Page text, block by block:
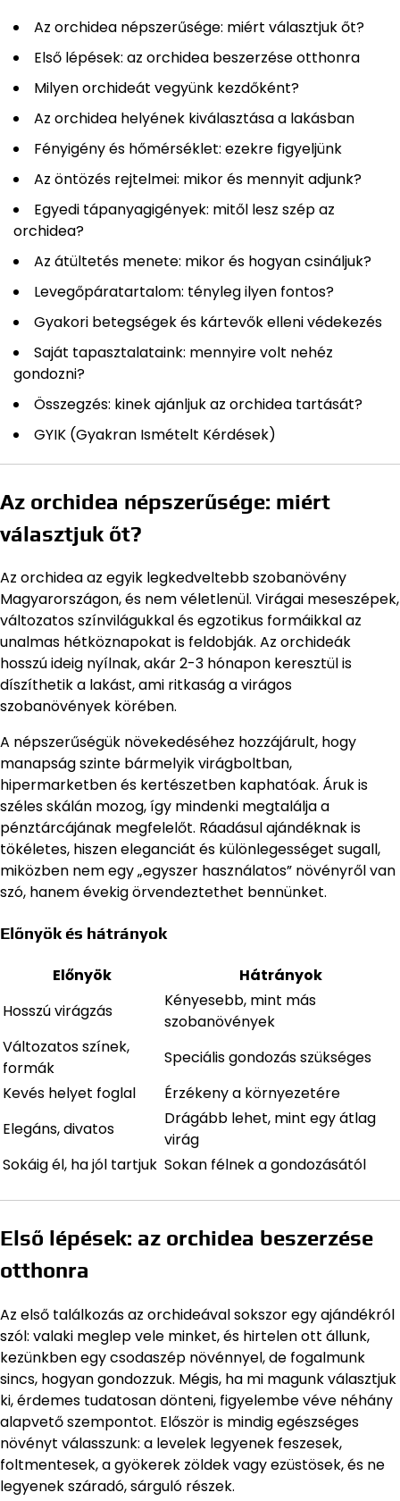
Az orchidea népszerűsége: miért választjuk őt?
Első lépések: az orchidea beszerzése otthonra
Milyen orchideát vegyünk kezdőként?
Az orchidea helyének kiválasztása a lakásban
Fényigény és hőmérséklet: ezekre figyeljünk
Az öntözés rejtelmei: mikor és mennyit adjunk?
Egyedi tápanyagigények: mitől lesz szép az
orchidea?
Az átültetés menete: mikor és hogyan csináljuk?
Levegőpáratartalom: tényleg ilyen fontos?
Gyakori betegségek és kártevők elleni védekezés
Saját tapasztalataink: mennyire volt nehéz
gondozni?
Összegzés: kinek ajánljuk az orchidea tartását?
GYIK (Gyakran Ismételt Kérdések)
Az orchidea népszerűsége: miért
választjuk őt?
Az orchidea az egyik legkedveltebb szobanövény
Magyarországon, és nem véletlenül. Virágai meseszépek,
változatos színvilágukkal és egzotikus formáikkal az
unalmas hétköznapokat is feldobják. Az orchideák
hosszú ideig nyílnak, akár 2-3 hónapon keresztül is
díszíthetik a lakást, ami ritkaság a virágos
szobanövények körében.
A népszerűségük növekedéséhez hozzájárult, hogy
manapság szinte bármelyik virágboltban,
hipermarketben és kertészetben kaphatóak. Áruk is
széles skálán mozog, így mindenki megtalálja a
pénztárcájának megfelelőt. Ráadásul ajándéknak is
tökéletes, hiszen eleganciát és különlegességet sugall,
miközben nem egy „egyszer használatos” növényről van
szó, hanem évekig örvendeztethet bennünket.
Előnyök és hátrányok
Előnyök
Hátrányok
Hosszú virágzás
Kényesebb, mint más
szobanövények
Változatos színek,
formák
Speciális gondozás szükséges
Kevés helyet foglal
Érzékeny a környezetére
Elegáns, divatos
Drágább lehet, mint egy átlag
virág
Sokáig él, ha jól tartjuk Sokan félnek a gondozásától
Első lépések: az orchidea beszerzése
otthonra
Az első találkozás az orchideával sokszor egy ajándékról
szól: valaki meglep vele minket, és hirtelen ott állunk,
kezünkben egy csodaszép növénnyel, de fogalmunk
sincs, hogyan gondozzuk. Mégis, ha mi magunk választjuk
ki, érdemes tudatosan dönteni, figyelembe véve néhány
alapvető szempontot. Először is mindig egészséges
növényt válasszunk: a levelek legyenek feszesek,
foltmentesek, a gyökerek zöldek vagy ezüstösek, és ne
legyenek száradó, sárguló részek.